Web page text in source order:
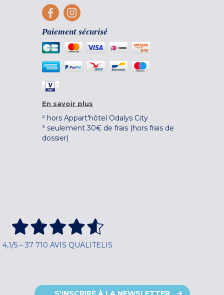
Paiement sécurisé
En savoir plus
² hors Appart'hôtel Odalys City
³ seulement 30€ de frais (hors frais de
dossier)
4,1/5 – 37 710 AVIS QUALITELIS